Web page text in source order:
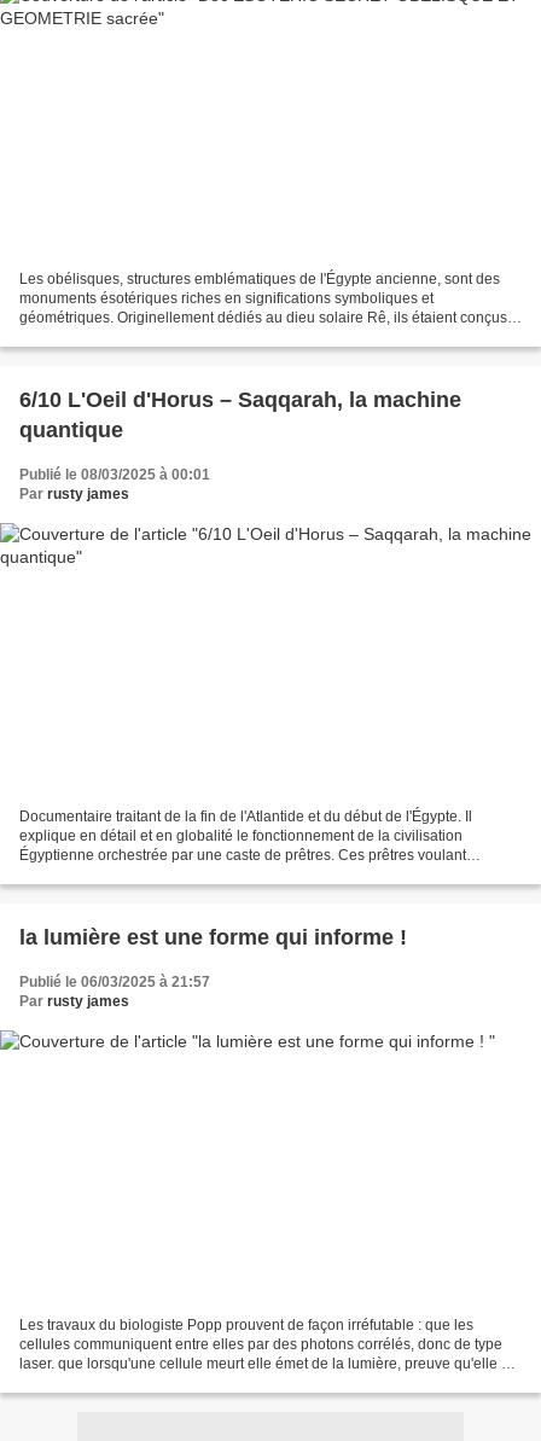
Les obélisques, structures emblématiques de l'Égypte ancienne, sont des
monuments ésotériques riches en significations symboliques et
géométriques. Originellement dédiés au dieu solaire Rê, ils étaient conçus
6/10 L'Oeil d'Horus – Saqqarah, la machine
quantique
Publié le 08/03/2025 à 00:01
Par rusty james
Documentaire traitant de la fin de l'Atlantide et du début de l'Égypte. Il
explique en détail et en globalité le fonctionnement de la civilisation
Égyptienne orchestrée par une caste de prêtres. Ces prêtres voulant
la lumière est une forme qui informe !
Publié le 06/03/2025 à 21:57
Par rusty james
Les travaux du biologiste Popp prouvent de façon irréfutable : que les
cellules communiquent entre elles par des photons corrélés, donc de type
laser. que lorsqu'une cellule meurt elle émet de la lumière, preuve qu'elle en